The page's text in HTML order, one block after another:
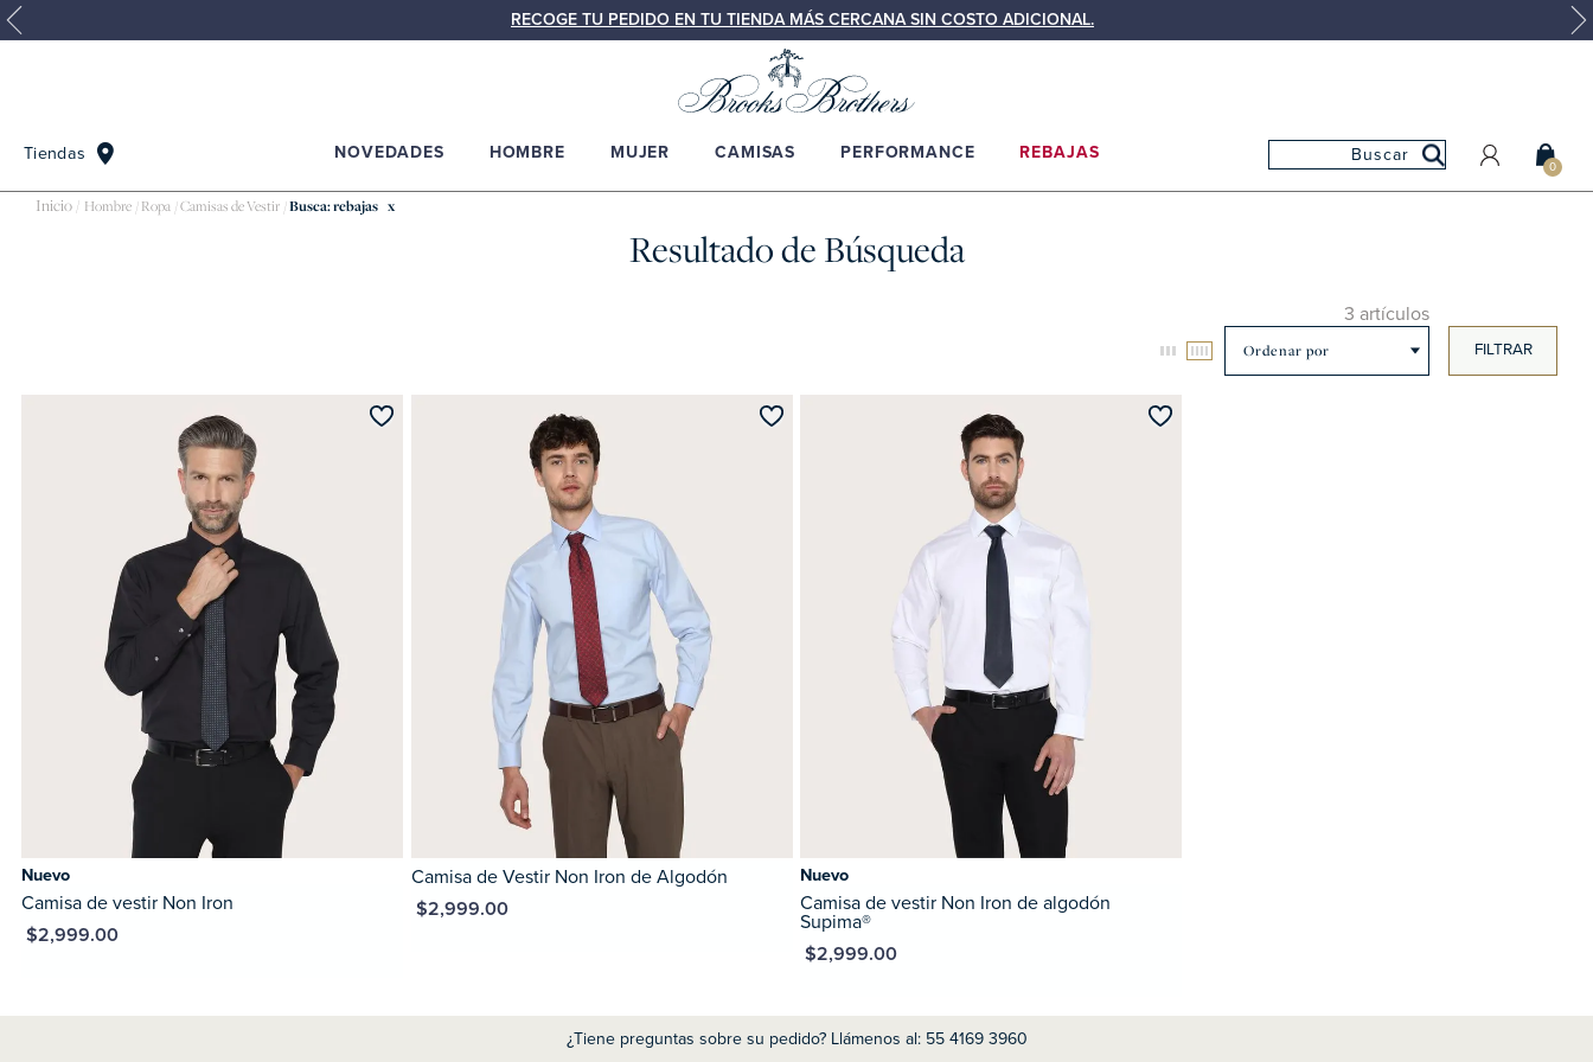
RECOGE TU PEDIDO EN TU TIENDA MÁS CERCANA SIN COSTO ADICIONAL.
Tiendas
0
NOVEDADES HOMBRE MUJER CAMISAS PERFORMANCE REBAJAS
Hombre Ropa Camisas de Vestir Busca: rebajas x
Resultado de Búsqueda
FILTRAR
3 artículos
Nuevo
Camisa de vestir Non Iron
$2,999.00
Camisa de Vestir Non Iron de Algodón
MXN $2,999.00
Nuevo
Camisa de vestir Non Iron de algodón
Supima®
MXN $2,999.00
¿Tiene preguntas sobre su pedido? Llámenos al: 55 4169 3960